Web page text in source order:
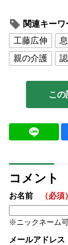
関連キーワ
工藤広伸
親の介護
この
コメント
お名前 （必須）
ニックネーム
メールアドレス